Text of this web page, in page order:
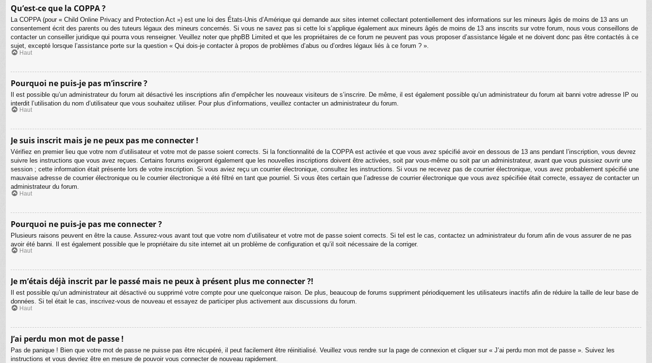
Qu’est-ce que la COPPA ?
La COPPA (pour « Child Online Privacy and Protection Act ») est une loi des États-Unis d’Amérique qui demande aux sites internet collectant potentiellement des informations sur les mineurs âgés de moins de 13 ans un
consentement écrit des parents ou des tuteurs légaux des mineurs concernés. Si vous ne savez pas si cette loi s’applique également aux mineurs âgés de moins de 13 ans inscrits sur votre forum, nous vous conseillons de
contacter un conseiller juridique qui pourra vous renseigner. Veuillez noter que phpBB Limited et que les propriétaires de ce forum ne peuvent pas vous proposer d’assistance légale et ne doivent donc pas être contactés à ce
sujet, excepté lorsque l’assistance porte sur la question « Qui dois-je contacter à propos de problèmes d’abus ou d’ordres légaux liés à ce forum ? ».
Haut
Pourquoi ne puis-je pas m’inscrire ?
Il est possible qu’un administrateur du forum ait désactivé les inscriptions afin d’empêcher les nouveaux visiteurs de s’inscrire. De même, il est également possible qu’un administrateur du forum ait banni votre adresse IP ou
interdit l’utilisation du nom d’utilisateur que vous souhaitez utiliser. Pour plus d’informations, veuillez contacter un administrateur du forum.
Haut
Je suis inscrit mais je ne peux pas me connecter !
Vérifiez en premier lieu que votre nom d’utilisateur et votre mot de passe soient corrects. Si la fonctionnalité de la COPPA est activée et que vous avez spécifié avoir en dessous de 13 ans pendant l’inscription, vous devrez
suivre les instructions que vous avez reçues. Certains forums exigeront également que les nouvelles inscriptions doivent être activées, soit par vous-même ou soit par un administrateur, avant que vous puissiez ouvrir une
session ; cette information était présente lors de votre inscription. Si vous aviez reçu un courrier électronique, consultez les instructions. Si vous ne recevez pas de courrier électronique, vous avez probablement spécifié une
mauvaise adresse de courrier électronique ou le courrier électronique a été filtré en tant que pourriel. Si vous êtes certain que l’adresse de courrier électronique que vous avez spécifiée était correcte, essayez de contacter un
administrateur du forum.
Haut
Pourquoi ne puis-je pas me connecter ?
Plusieurs raisons peuvent en être la cause. Assurez-vous avant tout que votre nom d’utilisateur et votre mot de passe soient corrects. Si tel est le cas, contactez un administrateur du forum afin de vous assurer de ne pas
avoir été banni. Il est également possible que le propriétaire du site internet ait un problème de configuration et qu’il soit nécessaire de la corriger.
Haut
Je m’étais déjà inscrit par le passé mais ne peux à présent plus me connecter ?!
Il est possible qu’un administrateur ait désactivé ou supprimé votre compte pour une quelconque raison. De plus, beaucoup de forums suppriment périodiquement les utilisateurs inactifs afin de réduire la taille de leur base de
données. Si tel était le cas, inscrivez-vous de nouveau et essayez de participer plus activement aux discussions du forum.
Haut
J’ai perdu mon mot de passe !
Pas de panique ! Bien que votre mot de passe ne puisse pas être récupéré, il peut facilement être réinitialisé. Veuillez vous rendre sur la page de connexion et cliquer sur « J’ai perdu mon mot de passe ». Suivez les
instructions et vous devriez être en mesure de pouvoir vous connecter de nouveau rapidement.